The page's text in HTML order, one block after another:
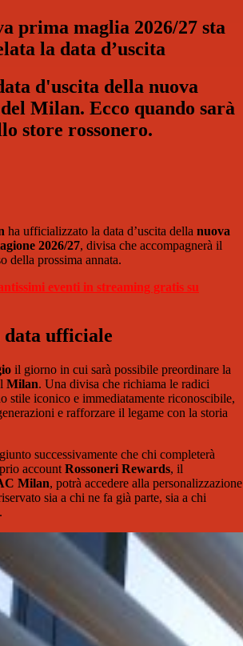
prima maglia 2026/27 sta
la data d’uscita
d'uscita della nuova
Milan. Ecco quando sarà
store rossonero.
ha ufficializzato la data d’uscita della nuova
2026/27, divisa che accompagnerà il
della prossima annata.
eventi in streaming gratis su
ufficiale
il giorno in cui sarà possibile preordinare la
Milan. Una divisa che richiama le radici
stile iconico e immediatamente riconoscibile,
e rafforzare il legame con la storia
successivamente che chi completerà
account Rossoneri Rewards, il
Milan, potrà accedere alla personalizzazione
sia a chi ne fa già parte, sia a chi